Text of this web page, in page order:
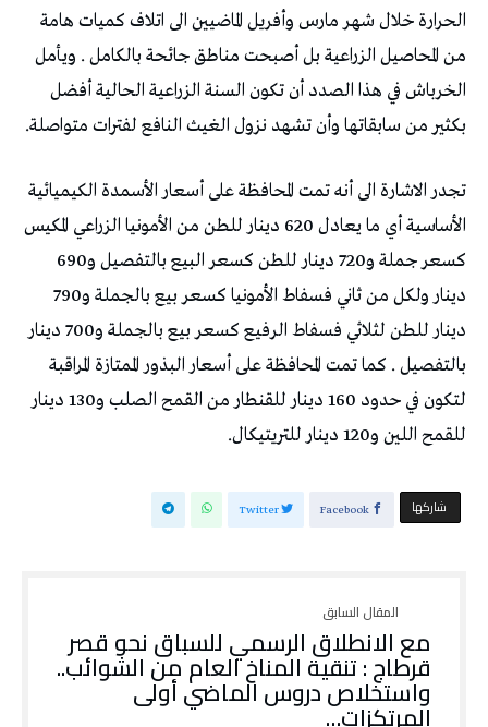
الحرارة خلال شهر مارس وأفريل الماضيين الى اتلاف كميات هامة
من المحاصيل الزراعية بل أصبحت مناطق جائحة بالكامل . ويأمل
الخرباش في هذا الصدد أن تكون السنة الزراعية الحالية أفضل
بكثير من سابقاتها وأن تشهد نزول الغيث النافع لفترات متواصلة.
تجدر الاشارة الى أنه تمت المحافظة على أسعار الأسمدة الكيميائية
الأساسية أي ما يعادل 620 دينار للطن من الأمونيا الزراعي المكيس
كسعر جملة و720 دينار للطن كسعر البيع بالتفصيل و690
دينار ولكل من ثاني فسفاط الأمونيا كسعر بيع بالجملة و790
دينار للطن لثلاثي فسفاط الرفيع كسعر بيع بالجملة و700 دينار
بالتفصيل . كما تمت المحافظة على أسعار البذور الممتازة المراقبة
لتكون في حدود 160 دينار للقنطار من القمح الصلب و130 دينار
للقمح اللين و120 دينار للتريتيكال.
‫‫ شاركها‬ Facebook
Twitter
مع الانطلاق الرسمي للسباق نحو قصر
قرطاج : ‎تنقية المناخ العام من الشوائب..
واستخلاص دروس الماضي أولى
المرتكزات…